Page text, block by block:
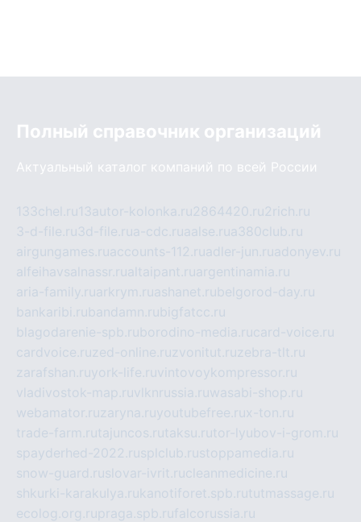
Полный справочник организаций
Актуальный каталог компаний по всей России
133chel.ru13autor-kolonka.ru2864420.ru2rich.ru
3-d-file.ru3d-file.rua-cdc.ruaalse.rua380club.ru
airgungames.ruaccounts-112.ruadler-jun.ruadonyev.ru
alfeihavsalnassr.rualtaipant.ruargentinamia.ru
aria-family.ruarkrym.ruashanet.rubelgorod-day.ru
bankaribi.rubandamn.rubigfatcc.ru
blagodarenie-spb.ruborodino-media.rucard-voice.ru
cardvoice.ruzed-online.ruzvonitut.ruzebra-tlt.ru
zarafshan.ruyork-life.ruvintovoykompressor.ru
vladivostok-map.ruvlknrussia.ruwasabi-shop.ru
webamator.ruzaryna.ruyoutubefree.rux-ton.ru
trade-farm.rutajuncos.rutaksu.rutor-lyubov-i-grom.ru
spayderhed-2022.rusplclub.rustoppamedia.ru
snow-guard.ruslovar-ivrit.rucleanmedicine.ru
shkurki-karakulya.rukanotiforet.spb.rututmassage.ru
ecolog.org.rupraga.spb.rufalcorussia.ru